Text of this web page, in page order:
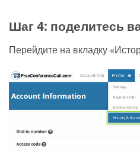
Шаг 4: поделитесь
Перейдите на вкладку